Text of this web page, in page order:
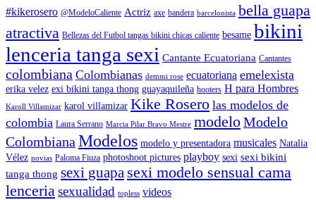
#kikerosero @ModeloCaliente Actriz axe bandera barcelonista bella guapa
atractiva Bellezas del Futbol tangas bikini chicas caliente besame bikini
lenceria tanga sexi Cantante Ecuatoriana Cantantes
colombiana Colombianas demmi rose ecuatoriana emelexista
erika velez exi bikini tanga thong guayaquileña hooters H para Hombres
Karoll Villamizar karol villamizar Kike Rosero las modelos de
colombia Laura Serrano Marcia Pilar Bravo Mestre modeloModelo
Colombiana Modelos modelo y presentadora musicales Natalia
Vélez novias Paloma Fiuza photoshoot pictures playboy sexi sexi bikini
tanga thong sexi guapa sexi modelo sensual cama
lenceria sexualidad topless videos